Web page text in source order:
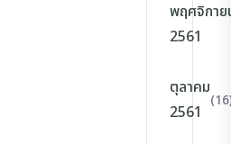
พฤศจิกาย
2561
ตุลาคม
2561